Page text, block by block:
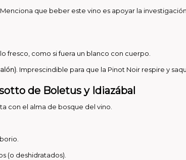
Menciona que beber este vino es apoyar la
fresco, como si fuera un blanco con cuerpo.
. Imprescindible para que la Pinot Noir respire y
de Boletus y Idiazábal
con el alma de bosque del vino.
(o deshidratados).